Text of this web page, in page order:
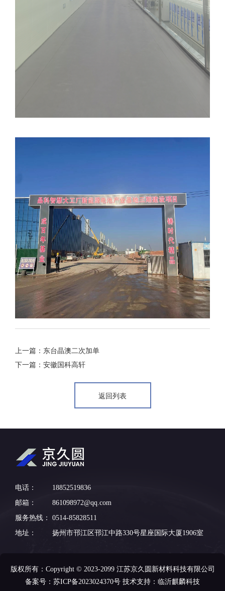
上一篇：东台晶澳二次加单
下一篇：安徽国科高轩
返回列表
电话：
18852519836
邮箱：
861098972@qq.com
服务热线：
0514-85828511
地址：
扬州市邗江区邗江中路330号星座国际大厦1906室
版权所有：Copyright © 2023-2099 江苏京久圆新材料科技有限公司
备案号： 苏ICP备2023024370号 技术支持： 临沂麒麟科技